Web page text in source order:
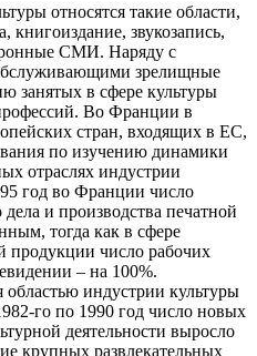
относятся такие области,
книгоиздание, звукозапись,
СМИ. Наряду с
зрелищные
занятых в сфере культуры
Во Франции в
стран, входящих в ЕС,
по изучению динамики
отраслях индустрии
год во Франции число
дела и производства печатной
тогда как в сфере
продукции число рабочих
– на 100%.
индустрии культуры
го по 1990 год число новых
деятельности выросло
крупных развлекательных